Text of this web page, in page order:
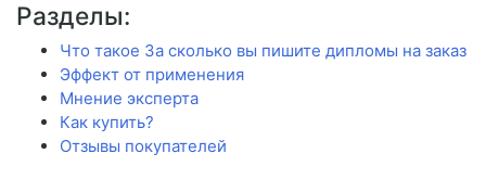
Разделы:
Что такое За сколько вы пишите дипломы на заказ
Эффект от применения
Мнение эксперта
Как купить?
Отзывы покупателей